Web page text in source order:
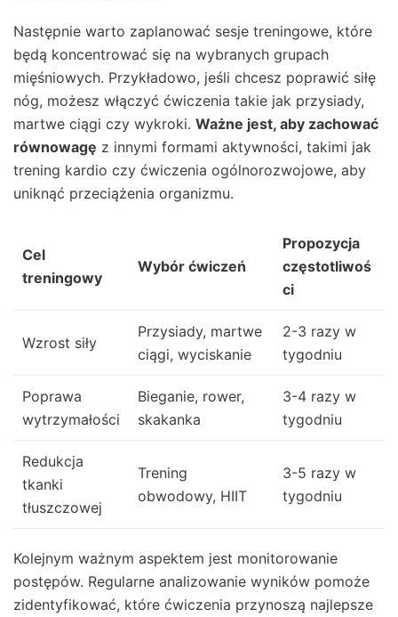
Następnie warto zaplanować sesje treningowe, które
będą koncentrować się na wybranych grupach
mięśniowych. Przykładowo, jeśli chcesz poprawić siłę
nóg, możesz włączyć ćwiczenia takie jak przysiady,
martwe ciągi czy wykroki. Ważne jest, aby zachować
równowagę z innymi formami aktywności, takimi jak
trening kardio czy ćwiczenia ogólnorozwojowe, aby
uniknąć przeciążenia organizmu.
Cel
treningowy
Wybór ćwiczeń
Propozycja
częstotliwoś
ci
Wzrost siły
Przysiady, martwe
ciągi, wyciskanie
2-3 razy w
tygodniu
Poprawa
wytrzymałości
Bieganie, rower,
skakanka
3-4 razy w
tygodniu
Redukcja
tkanki
tłuszczowej
Trening
obwodowy, HIIT
3-5 razy w
tygodniu
Kolejnym ważnym aspektem jest monitorowanie
postępów. Regularne analizowanie wyników pomoże
zidentyfikować, które ćwiczenia przynoszą najlepsze